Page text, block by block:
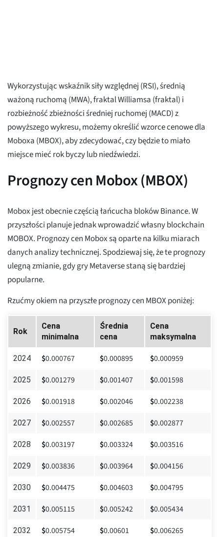
Wykorzystując wskaźnik siły względnej (RSI), średnią
ważoną ruchomą (MWA), fraktal Williamsa (fraktal) i
rozbieżność zbieżności średniej ruchomej (MACD) z
powyższego wykresu, możemy określić wzorce cenowe dla
Moboxa (MBOX), aby zdecydować, czy będzie to miało
miejsce mieć rok byczy lub niedźwiedzi.
Prognozy cen Mobox (MBOX)
Mobox jest obecnie częścią łańcucha bloków Binance. W
przyszłości planuje jednak wprowadzić własny blockchain
MOBOX. Prognozy cen Mobox są oparte na kilku miarach
danych analizy technicznej. Spodziewaj się, że te prognozy
ulegną zmianie, gdy gry Metaverse staną się bardziej
popularne.
Rzućmy okiem na przyszłe prognozy cen MBOX poniżej:
Rok
Cena
minimalna
Średnia
cena
Cena
maksymalna
2024 $0.000767 $0.000895 $0.000959
2025 $0.001279 $0.001407 $0.001598
2026 $0.001918 $0.002046 $0.002238
2027 $0.002557 $0.002685 $0.002877
2028 $0.003197 $0.003324 $0.003516
2029 $0.003836 $0.003964 $0.004156
2030 $0.004475 $0.004603 $0.004795
2031 $0.005115 $0.005242 $0.005434
2032 $0.005754 $0.00601 $0.006265